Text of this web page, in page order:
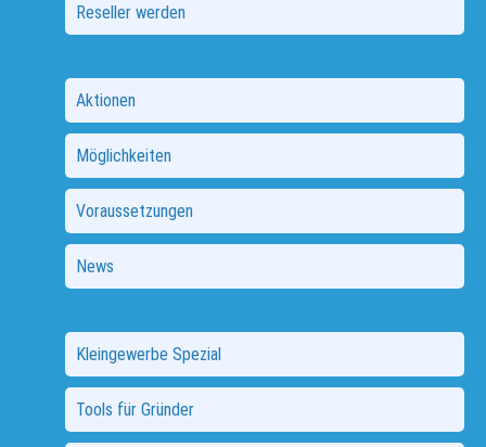
Reseller werden
Aktionen
Möglichkeiten
Voraussetzungen
News
Kleingewerbe Spezial
Tools für Gründer